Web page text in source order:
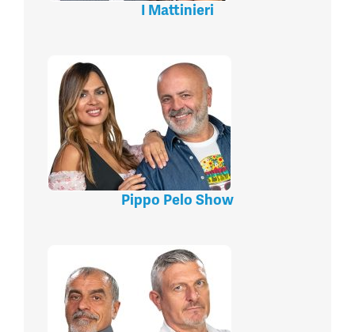
I Mattinieri
Pippo Pelo Show